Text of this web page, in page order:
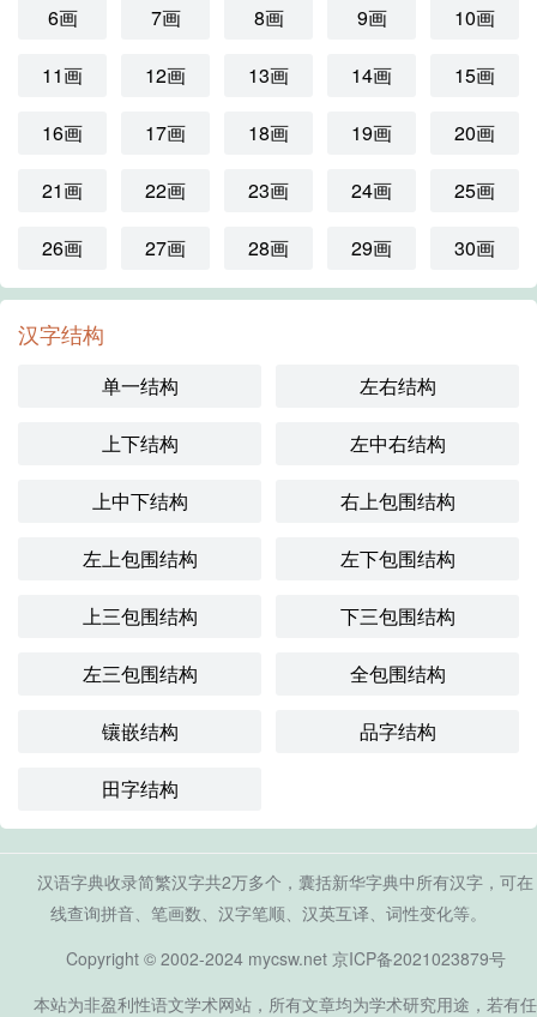
6画 7画 8画 9画 10画
11画 12画 13画 14画 15画
16画 17画 18画 19画 20画
21画 22画 23画 24画 25画
26画 27画 28画 29画 30画
汉字结构
单一结构 左右结构
上下结构 左中右结构
上中下结构 右上包围结构
左上包围结构 左下包围结构
上三包围结构 下三包围结构
左三包围结构 全包围结构
镶嵌结构 品字结构
田字结构
汉语字典收录简繁汉字共2万多个，囊括新华字典中所有汉字，可在
线查询拼音、笔画数、汉字笔顺、汉英互译、词性变化等。
Copyright © 2002-2024 mycsw.net 京ICP备2021023879号
本站为非盈利性语文学术网站，所有文章均为学术研究用途，若有任